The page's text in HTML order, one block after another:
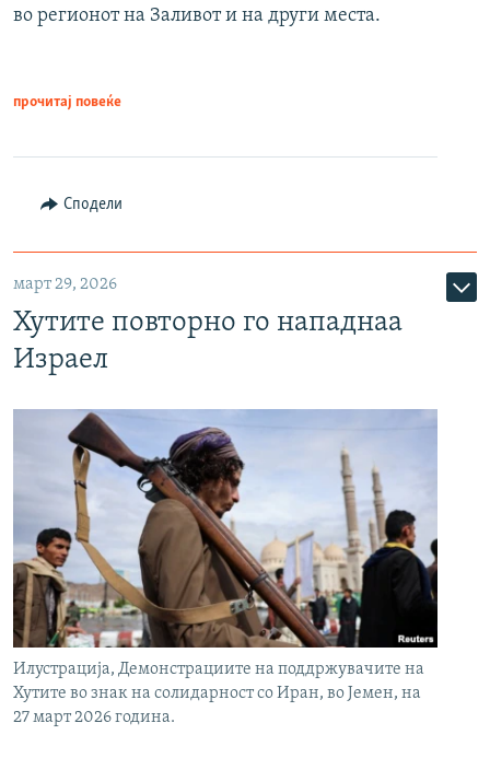
во регионот на Заливот и на други места.
прочитај повеќе
Сподели
март 29, 2026
Хутите повторно го нападнаа
Израел
Илустрација, Демонстрациите на поддржувачите на
Хутите во знак на солидарност со Иран, во Јемен, на
27 март 2026 година.